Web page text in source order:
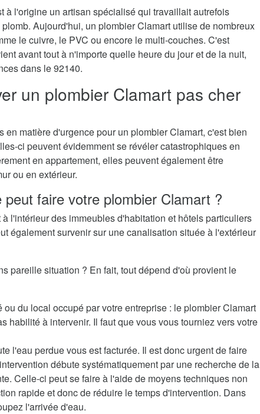
à l'origine un artisan spécialisé qui travaillait autrefois
Aujourd'hui, un plombier Clamart utilise de nombreux
le cuivre, le PVC ou encore le multi-couches. C'est
avant tout à n'importe quelle heure du jour et de la nuit,
dans le 92140.
un plombier Clamart pas cher
matière d'urgence pour un plombier Clamart, c'est bien
ci peuvent évidemment se révéler catastrophiques en
en appartement, elles peuvent également être
ou en extérieur.
faire votre plombier Clamart ?
l'intérieur des immeubles d'habitation et hôtels particuliers
également survenir sur une canalisation située à l'extérieur
pareille situation ? En fait, tout dépend d'où provient le
du local occupé par votre entreprise : le plombier Clamart
habilité à intervenir. Il faut que vous vous tourniez vers votre
l'eau perdue vous est facturée. Il est donc urgent de faire
débute systématiquement par une recherche de la
Celle-ci peut se faire à l'aide de moyens techniques non
rapide et donc de réduire le temps d'intervention. Dans
l'arrivée d'eau.